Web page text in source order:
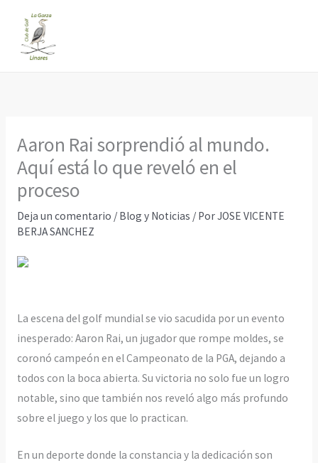
contenido
Aaron Rai sorprendió al mundo.
Aquí está lo que reveló en el
proceso
Deja un comentario / Blog y Noticias / PorJOSE VICENTE
BERJA SANCHEZ
La escena del golf mundial se vio sacudida por un evento
inesperado: Aaron Rai, un jugador que rompe moldes, se
coronó campeón en el Campeonato de la PGA, dejando a
todos con la boca abierta. Su victoria no solo fue un logro
notable, sino que también nos reveló algo más profundo
sobre el juego y los que lo practican.
En un deporte donde la constancia y la dedicación son